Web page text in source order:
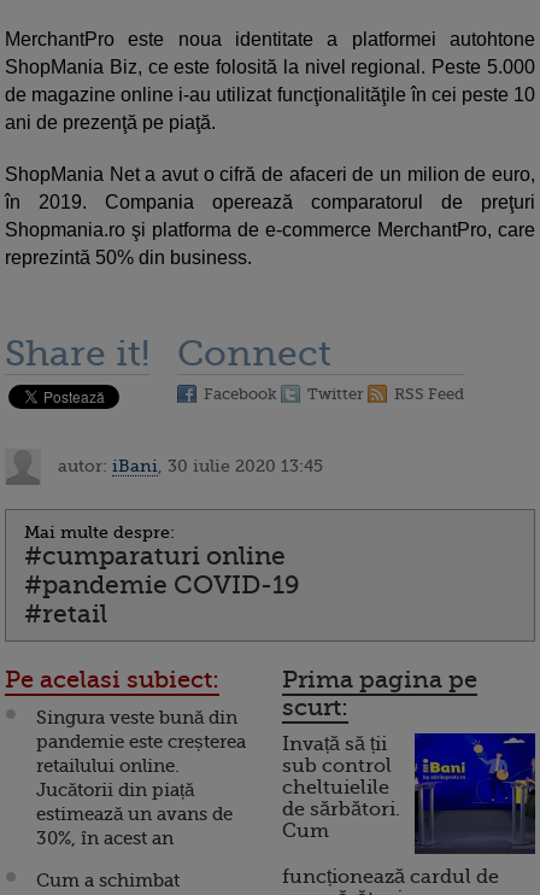
MerchantPro este noua identitate a platformei autohtone
ShopMania Biz, ce este folosită la nivel regional. Peste 5.000
de magazine online i-au utilizat funcţionalităţile în cei peste 10
ani de prezenţă pe piaţă.
ShopMania Net a avut o cifră de afaceri de un milion de euro,
în 2019. Compania operează comparatorul de preţuri
Shopmania.ro şi platforma de e-commerce MerchantPro, care
reprezintă 50% din business.
Share it! Connect
Facebook Twitter RSS Feed
autor: iBani , 30 iulie 2020 13:45
Mai multe despre:
#cumparaturi online
#pandemie COVID-19
#retail
Pe acelasi subiect:
Singura veste bună din
pandemie este creșterea
retailului online.
Jucătorii din piață
estimează un avans de
30%, în acest an
Cum a schimbat
Prima pagina pe
scurt:
Invață să ții
sub control
cheltuielile
de sărbători.
Cum
funcționează cardul de